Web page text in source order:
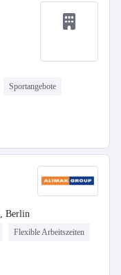
Sportangebote
Berlin
Flexible Arbeitszeiten